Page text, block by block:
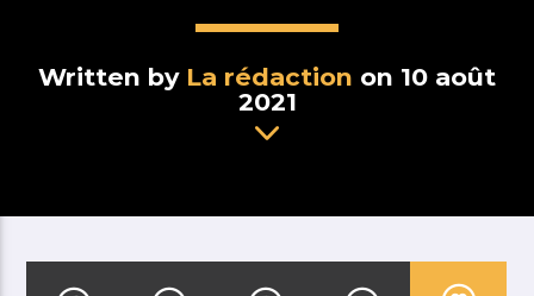
Written by La rédaction on 10 août
2021